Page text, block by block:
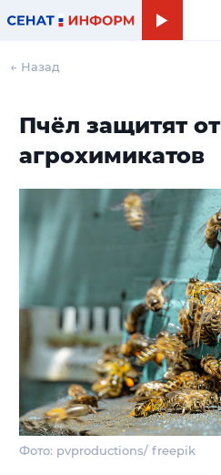
← Назад
Пчёл защитят от
агрохимикатов
Фото: pvproductions/ freepik